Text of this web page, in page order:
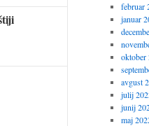
februar
januar
oktober
avgust
julij
junij
maj